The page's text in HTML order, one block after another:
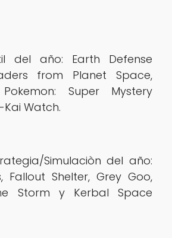
del año: Earth Defense
from Planet Space,
Pokemon: Super Mystery
Watch.
Simulaciòn del año:
Fallout Shelter, Grey Goo,
Storm y Kerbal Space